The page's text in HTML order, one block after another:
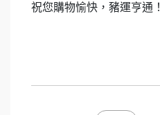
祝您購物愉快，豬運亨通！